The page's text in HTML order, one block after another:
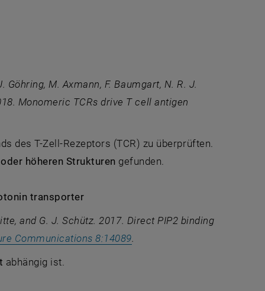
Göhring, M. Axmann, F. Baumgart, N. R. J.
Monomeric TCRs drive T cell antigen
des T-Zell-Rezeptors (TCR) zu überprüften.
höheren Strukturen gefunden.
transporter
and G. J. Schütz. 2017. Direct PIP2 binding
Communications 8:14089, öffnet eine externe URL in
.
abhängig ist.